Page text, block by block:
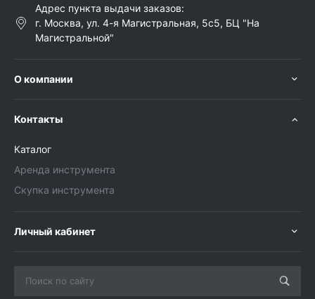
Адрес пункта выдачи заказов:
г. Москва, ул. 4-я Магистральная, 5с5, БЦ "На
Магистральной"
О компании
Контакты
Каталог
Аренда инструмента
Скупка инструмента
Личный кабинет